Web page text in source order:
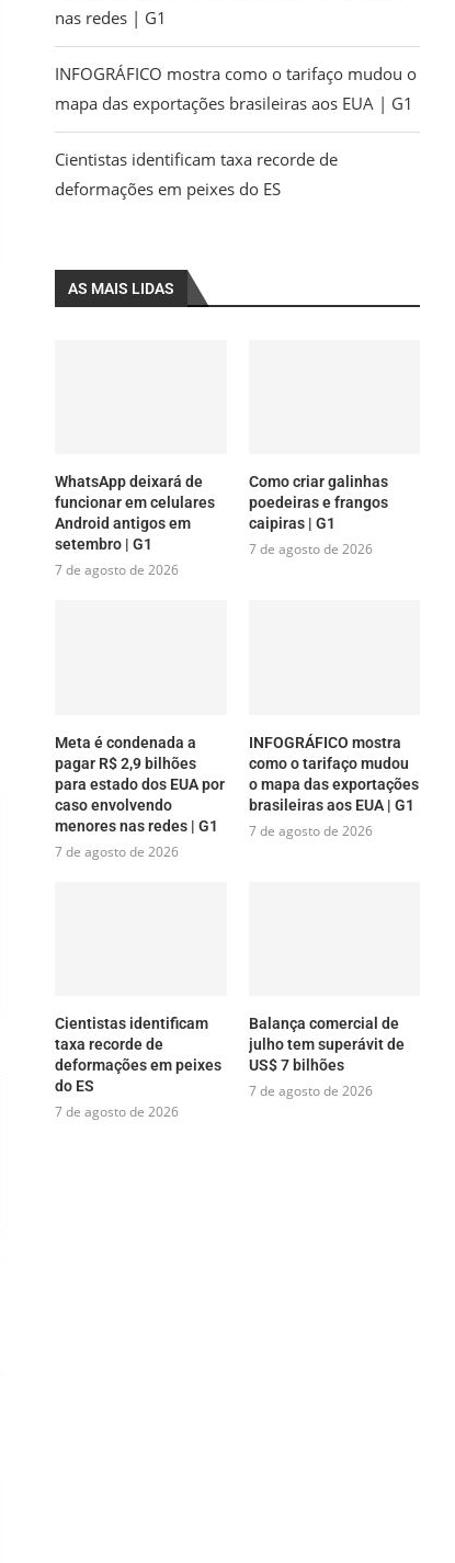
nas redes | G1
INFOGRÁFICO mostra como o tarifaço mudou o
mapa das exportações brasileiras aos EUA | G1
Cientistas identificam taxa recorde de
deformações em peixes do ES
AS MAIS LIDAS
WhatsApp deixará de
funcionar em celulares
Android antigos em
setembro | G1
7 de agosto de 2026
Como criar galinhas
poedeiras e frangos
caipiras | G1
7 de agosto de 2026
Meta é condenada a
pagar R$ 2,9 bilhões
para estado dos EUA por
caso envolvendo
menores nas redes | G1
7 de agosto de 2026
INFOGRÁFICO mostra
como o tarifaço mudou
o mapa das exportações
brasileiras aos EUA | G1
7 de agosto de 2026
Cientistas identificam
taxa recorde de
deformações em peixes
do ES
7 de agosto de 2026
Balança comercial de
julho tem superávit de
US$ 7 bilhões
7 de agosto de 2026